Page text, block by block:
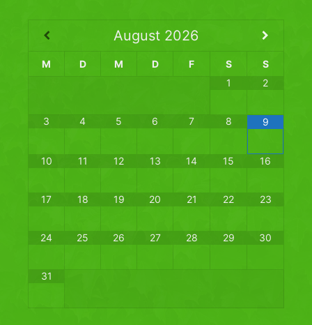
August 2026
M D M D F S
S
1
2
3 4 5 6 7 8 9
10 11 12 13 14 15 16
17 18 19 20 21 22 23
24 25 26 27 28 29 30
31